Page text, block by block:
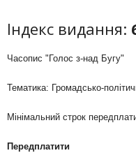
Індекс видання:
Часопис "Голос з-над Бугу"
Тематика: Громадсько-
Мінімальний строк
Передплатити